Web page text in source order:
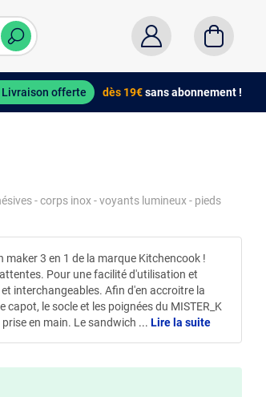
Livraison offerte dès 19€sans abonnement !
- corps inox - voyants lumineux - pieds
maker 3 en 1 de la marque Kitchencook !
Pour une facilité d'utilisation et
interchangeables. Afin d'en accroitre la
le socle et les poignées du MISTER_K
en main. Le sandwich ... Lire la suite